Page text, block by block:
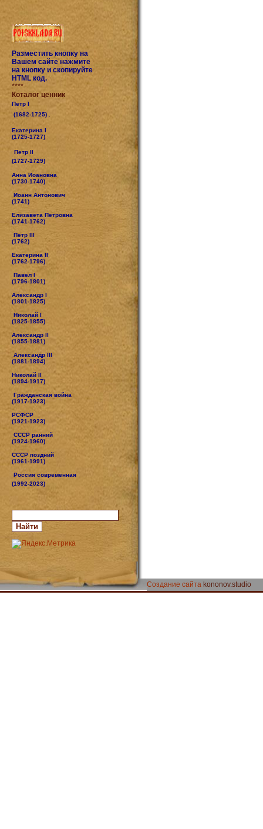
Разместить кнопку на
Вашем сайте нажмите
на кнопку и скопируйте
HTML код.
****
Коталог ценник
Петр I
(1682-1725) .
Екатерина I
(1725-1727)
Петр II
(1727-1729)
Анна Иоановна
(1730-1740)
Иоанн Антонович
(1741)
Елизавета Петровна
(1741-1762)
Петр III
(1762)
Екатерина II
(1762-1796)
Павел I
(1796-1801)
Александр I
(1801-1825)
Николай I
(1825-1855)
Александр II
(1855-1881)
Александр III
(1881-1894)
Николай II
(1894-1917)
Гражданская война
(1917-1923)
РСФСР
(1921-1923)
СССР ранний
(1924-1960)
СССР поздний
(1961-1991)
Россия современная
(1992-2023)
Создание сайта kononov.studio